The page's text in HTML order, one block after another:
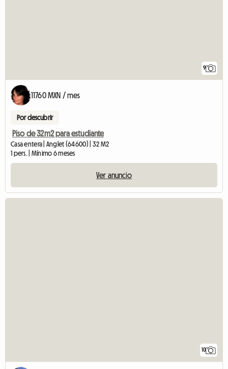
9
11760 MXN / mes
Por descubrir
Piso de 32m2 para estudiante
Casa entera | Anglet (64600) | 32 M2
1 pers. | Mínimo 6 meses
Ver anuncio
10